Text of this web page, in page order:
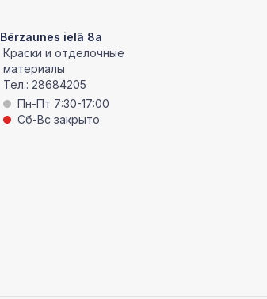
Bērzaunes ielā 8a
Краски и отделочные
материалы
Тел.: 28684205
Пн-Пт 7:30-17:00
Сб-Вс закрыто